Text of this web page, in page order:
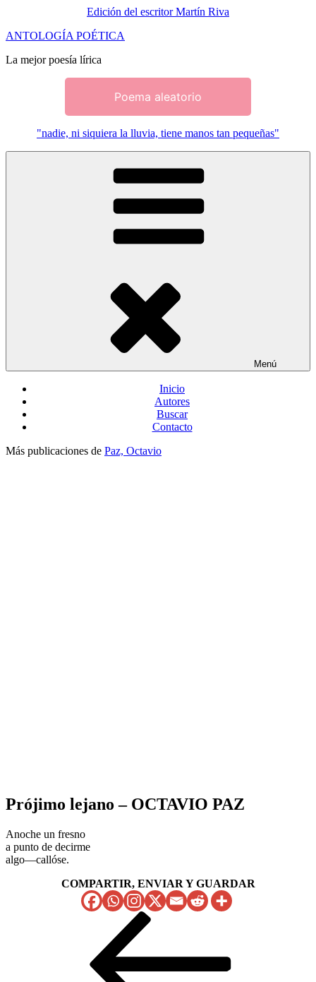
Edición del escritor Martín Riva
Saltar
contenido
ANTOLOGÍA POÉTICA
La mejor poesía lírica
Poema aleatorio
"nadie, ni siquiera la lluvia, tiene manos tan pequeñas"
Menú
Inicio
Autores
Buscar
Contacto
Más publicaciones de Paz, Octavio
Prójimo lejano – OCTAVIO PAZ
Anoche un fresno
a punto de decirme
algo—callóse.
COMPARTIR, ENVIAR Y GUARDAR